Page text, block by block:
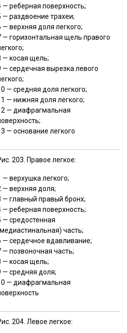
— реберная поверхность;
— раздвоение трахеи;
— верхняя доля легкого;
— горизонтальная щель правого
— косая щель;
— сердечная вырезка левого
— средняя доля легкого;
— нижняя доля легкого;
— диафрагмальная
— основание легкого
203. Правое легкое:
— верхушка легкого;
— верхняя доля;
— главный правый бронх;
— реберная поверхность;
— средостенная
часть;
— сердечное вдавливание;
— позвоночная часть;
— косая щель;
— средняя доля;
— диафрагмальная
204. Левое легкое: